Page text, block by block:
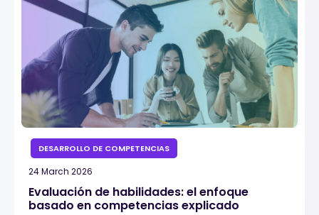
DESARROLLO DE COMPETENCIAS
24 March 2026
Evaluación de habilidades: el enfoque
basado en competencias explicado